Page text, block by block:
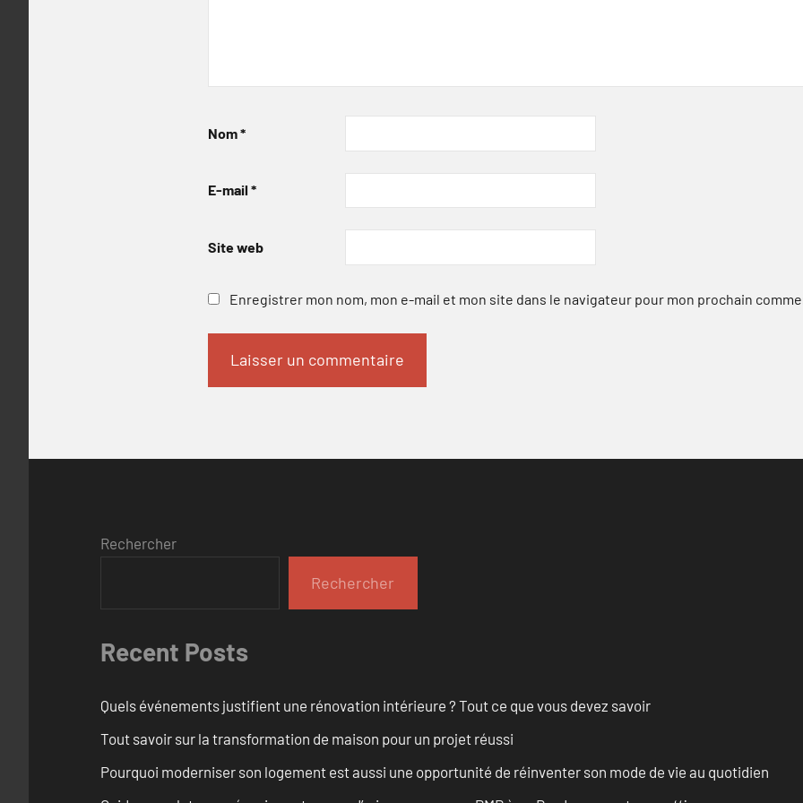
Nom*
E-mail *
Site web
Enregistrer mon nom, mon e-mail et mon site dans le navigateur pour mon prochain
Rechercher
Rechercher
Recent Posts
Quels événements justifient une rénovation intérieure ? Tout ce que vous devez savoir
Tout savoir sur la transformation de maison pour un projet réussi
Pourquoi moderniser son logement est aussi une opportunité de réinventer son mode de vie au quotidien